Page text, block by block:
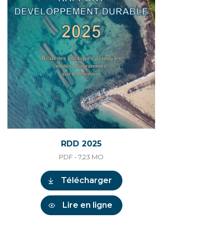
RDD 2025
PDF - 7,23 MO
Télécharger
Lire en ligne